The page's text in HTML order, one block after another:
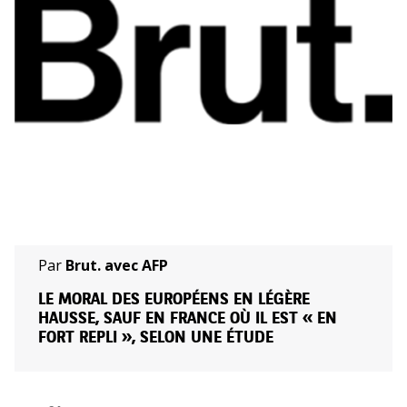
Par Brut. avec AFP
LE MORAL DES EUROPÉENS EN LÉGÈRE
HAUSSE, SAUF EN FRANCE OÙ IL EST « EN
FORT REPLI », SELON UNE ÉTUDE